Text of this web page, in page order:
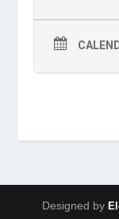
Designed by